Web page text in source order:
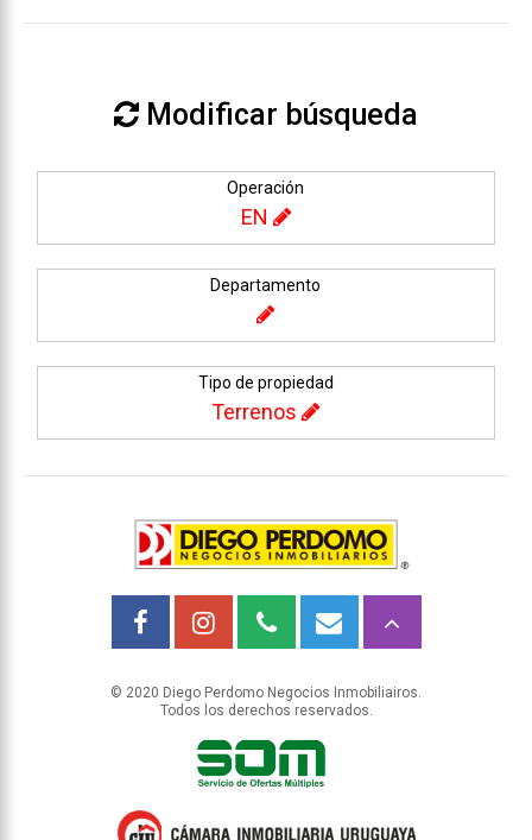
Modificar búsqueda
Operación
EN
Departamento
Tipo de propiedad
Terrenos
© 2020 Diego Perdomo Negocios Inmobiliairos.
Todos los derechos reservados.